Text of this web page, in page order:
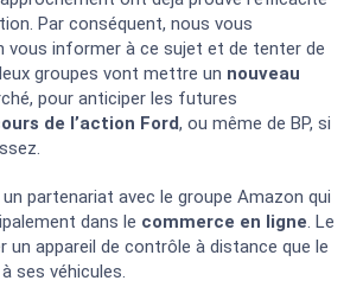
AVANTAGES NOTE
Des frais bas
comparés à la
Plateforme ultra
sécurisée et
régulée
Copy Trading
5/5
Par conséquent, nous vous
vous informer à ce sujet et de tenter de
groupes vont mettre un nouveau
pour anticiper les futures
de l’action Ford, ou même de BP, si
partenariat avec le groupe Amazon qui
dans le commerce en ligne . Le
un appareil de contrôle à distance que le
ses véhicules.